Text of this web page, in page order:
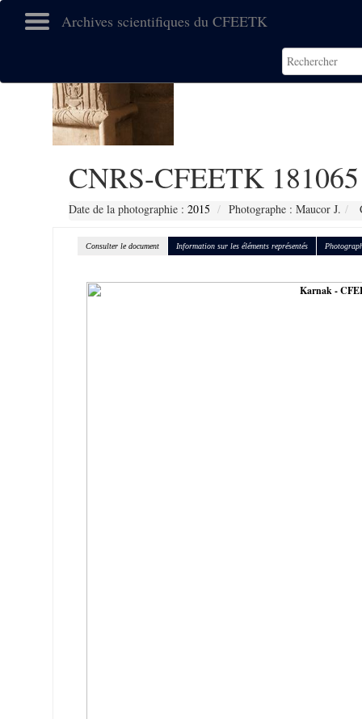
Archives scientifiques du CFEETK
CNRS-CFEETK 181065
Date de la photographie : 2015 Photographe : Maucor J.
Consulter le document Information sur les éléments représentés